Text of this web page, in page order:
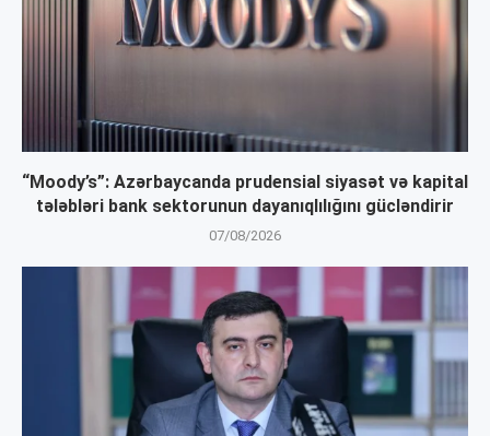
“Moody’s”: Azərbaycanda prudensial siyasət və kapital
tələbləri bank sektorunun dayanıqlılığını gücləndirir
07/08/2026